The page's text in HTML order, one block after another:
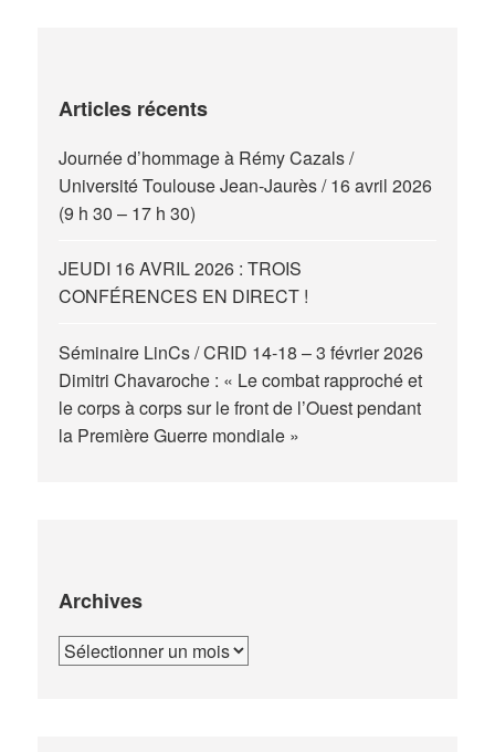
Articles récents
Journée d’hommage à Rémy Cazals /
Université Toulouse Jean-Jaurès / 16 avril 2026
(9 h 30 – 17 h 30)
JEUDI 16 AVRIL 2026 : TROIS
CONFÉRENCES EN DIRECT !
Séminaire LinCs / CRID 14-18 – 3 février 2026
Dimitri Chavaroche : « Le combat rapproché et
le corps à corps sur le front de l’Ouest pendant
la Première Guerre mondiale »
Archives
Archives